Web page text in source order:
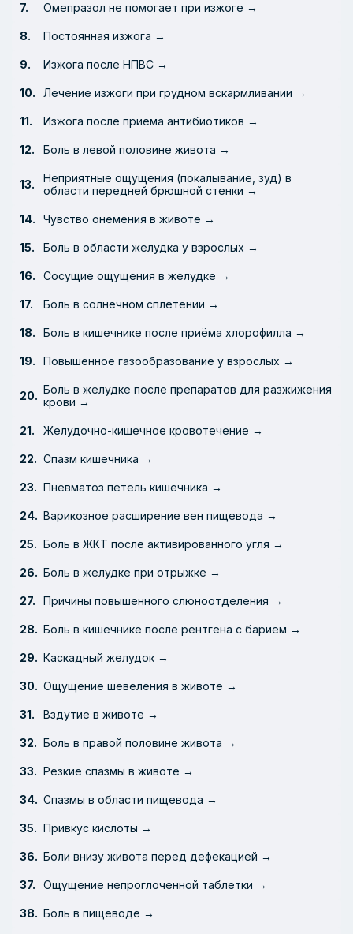
Омепразол не помогает при изжоге →
Постоянная изжога →
Изжога после НПВС →
Лечение изжоги при грудном вскармливании →
Изжога после приема антибиотиков →
Боль в левой половине живота →
Неприятные ощущения (покалывание, зуд) в
области передней брюшной стенки →
Чувство онемения в животе →
Боль в области желудка у взрослых →
Сосущие ощущения в желудке →
Боль в солнечном сплетении →
Боль в кишечнике после приёма хлорофилла →
Повышенное газообразование у взрослых →
Боль в желудке после препаратов для разжижения
крови →
Желудочно-кишечное кровотечение →
Спазм кишечника →
Пневматоз петель кишечника →
Варикозное расширение вен пищевода →
Боль в ЖКТ после активированного угля →
Боль в желудке при отрыжке →
Причины повышенного слюноотделения →
Боль в кишечнике после рентгена с барием →
Каскадный желудок →
Ощущение шевеления в животе →
Вздутие в животе →
Боль в правой половине живота →
Резкие спазмы в животе →
Спазмы в области пищевода →
Привкус кислоты →
Боли внизу живота перед дефекацией →
Ощущение непроглоченной таблетки →
Боль в пищеводе →